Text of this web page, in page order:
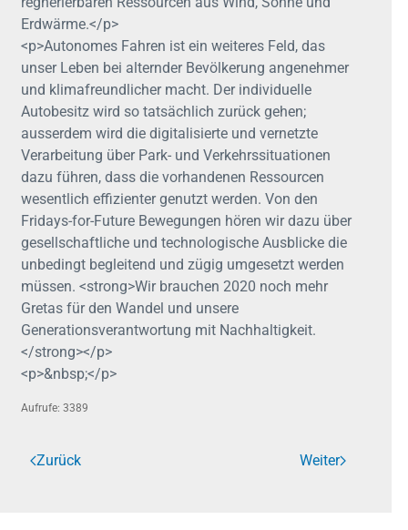
Erdwärme.</p>
<p>Autonomes Fahren ist ein weiteres Feld, das
unser Leben bei alternder Bevölkerung angenehmer
und klimafreundlicher macht. Der individuelle
Autobesitz wird so tatsächlich zurück gehen;
ausserdem wird die digitalisierte und vernetzte
Verarbeitung über Park- und Verkehrssituationen
dazu führen, dass die vorhandenen Ressourcen
wesentlich effizienter genutzt werden. Von den
Fridays-for-Future Bewegungen hören wir dazu über
gesellschaftliche und technologische Ausblicke die
unbedingt begleitend und zügig umgesetzt werden
müssen. <strong>Wir brauchen 2020 noch mehr
Gretas für den Wandel und unsere
Generationsverantwortung mit Nachhaltigkeit.
</strong></p>
<p>&nbsp;</p>
Aufrufe: 3389
Zurück Weiter